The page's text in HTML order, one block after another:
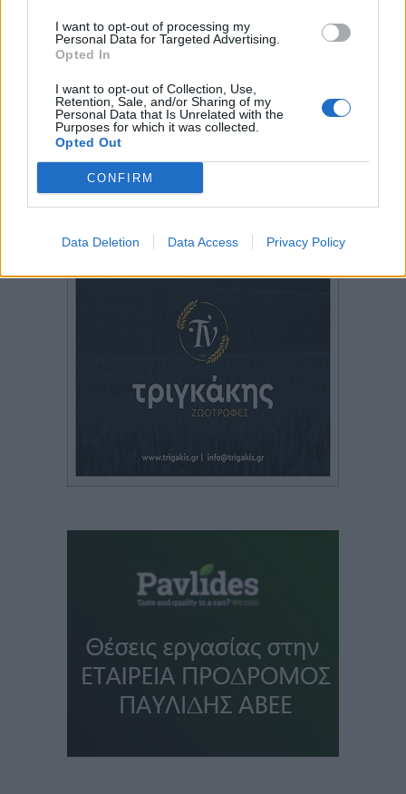
I want to opt-out of processing my
Personal Data for Targeted Advertising.
Opted In
I want to opt-out of Collection, Use,
Retention, Sale, and/or Sharing of my
Personal Data that Is Unrelated with the
Purposes for which it was collected.
Opted Out
CONFIRM
Data Deletion Data Access Privacy Policy